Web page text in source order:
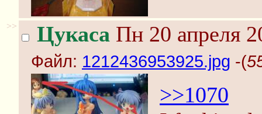
>> Цукаса Пн 20 апреля
Файл: 1212436953925.jpg -(
>>1070